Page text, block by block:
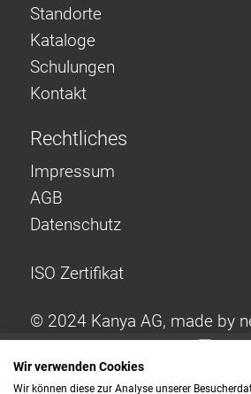
Standorte
Kataloge
Schulungen
Kontakt
Rechtliches
Impressum
AGB
Datenschutz
ISO Zertifikat
© 2024 Kanya AG, made by
Wir verwenden Cookies
Wir können diese zur Analyse unserer